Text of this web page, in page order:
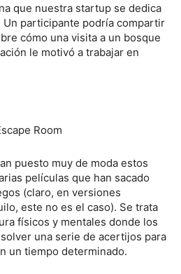
que nuestra startup se dedica
participante podría compartir
cómo una visita a un bosque
le motivó a trabajar en
puesto muy de moda estos
películas que han sacado
(claro, en versiones
este no es el caso). Se trata
físicos y mentales donde los
una serie de acertijos para
un tiempo determinado.